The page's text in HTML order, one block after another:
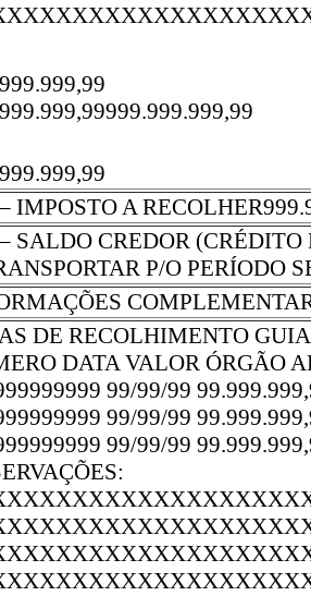
IMPOSTO A
SALDO CREDOR
P/O PERÍODO
DE RECOLHIMENTO
DATA VALOR ÓRGÃO
99/99/99
99/99/99
99/99/99